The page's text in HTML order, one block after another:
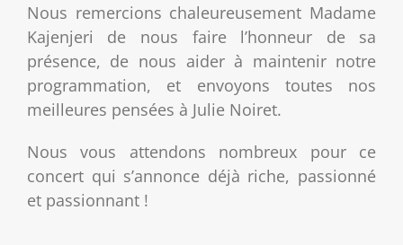
Nous remercions chaleureusement Madame
Kajenjeri de nous faire l’honneur de sa
présence, de nous aider à maintenir notre
programmation, et envoyons toutes nos
meilleures pensées à Julie Noiret.
Nous vous attendons nombreux pour ce
concert qui s’annonce déjà riche, passionné
et passionnant !